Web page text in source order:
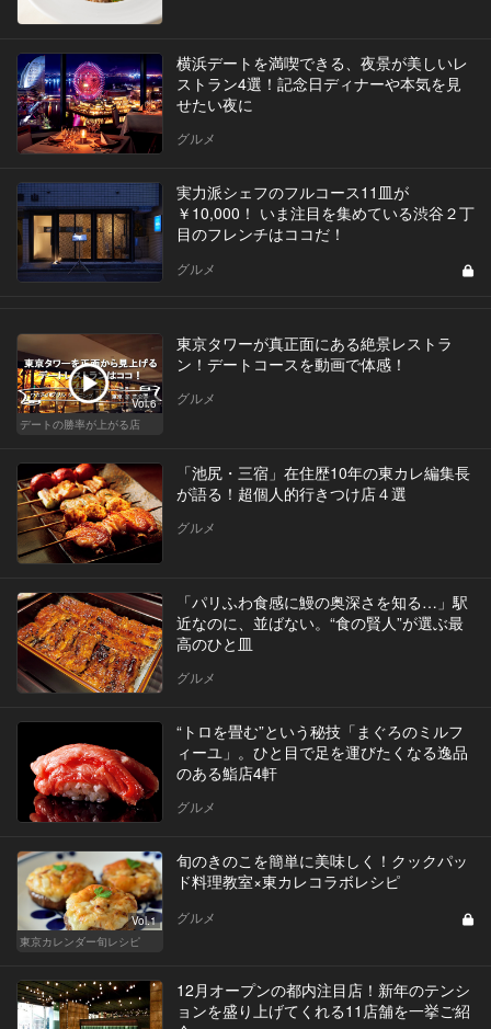
横浜デートを満喫できる、夜景が美しいレ
ストラン4選！記念日ディナーや本気を見
せたい夜に
グルメ
実力派シェフのフルコース11皿が
￥10,000！ いま注目を集めている渋谷２丁
目のフレンチはココだ！
グルメ
Vol.6
デートの勝率が上がる店
東京タワーが真正面にある絶景レストラ
ン！デートコースを動画で体感！
グルメ
「池尻・三宿」在住歴10年の東カレ編集長
が語る！超個人的行きつけ店４選
グルメ
「パリふわ食感に鰻の奥深さを知る…」駅
近なのに、並ばない。“食の賢人”が選ぶ最
高のひと皿
グルメ
“トロを畳む”という秘技「まぐろのミルフ
ィーユ」。ひと目で足を運びたくなる逸品
のある鮨店4軒
グルメ
Vol.1
東京カレンダー旬レシピ
旬のきのこを簡単に美味しく！クックパッ
ド料理教室×東カレコラボレシピ
グルメ
12月オープンの都内注目店！新年のテンシ
ョンを盛り上げてくれる11店舗を一挙ご紹